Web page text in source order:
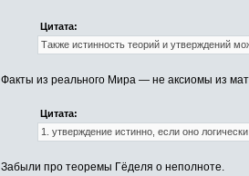
Цитата:
Также истинность теорий и утверждений
Факты из реального Мира — не аксиомы из
Цитата:
1. утверждение истинно, если оно
Забыли про теоремы Гёделя о неполноте.